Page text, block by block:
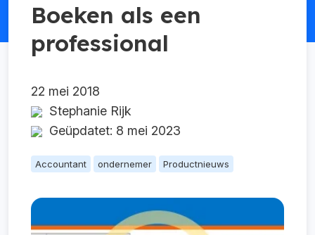
Boeken als een
professional
22 mei 2018
Stephanie Rijk
Geüpdatet: 8 mei 2023
Accountant ondernemer Productnieuws